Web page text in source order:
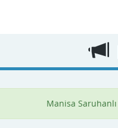
Manisa Saruhanlı